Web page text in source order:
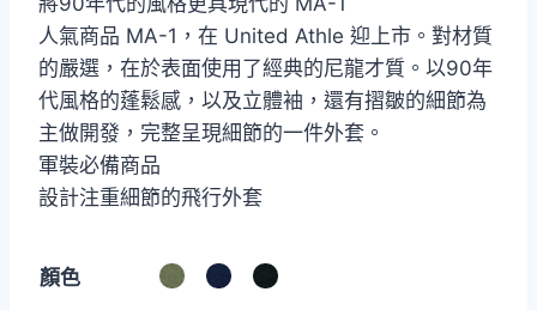
人氣商品 MA-1，在 United Athle 迎上市。對材質
的嚴選，在於表面使用了經典的尼龍才質。以90年
代風格的蓬鬆感，以及立體袖，還有摺皺的細節為
主做開發，完整呈現細節的一件外套。
軍裝必備商品
設計注重細節的飛行外套
顏色